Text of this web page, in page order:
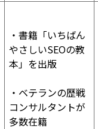
・書籍「いちばん
やさしいSEOの教
本」を出版
・ベテランの歴戦
コンサルタントが
多数在籍